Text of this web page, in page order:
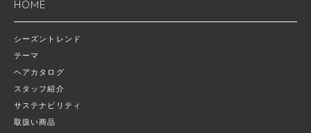
HOME
シーズントレンド
テーマ
ヘアカタログ
スタッフ紹介
サステナビリティ
取扱い商品